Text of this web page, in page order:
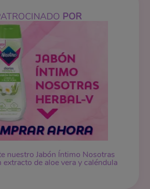
POR
nuestro Jabón Íntimo Nosotras
extracto de aloe vera y caléndula